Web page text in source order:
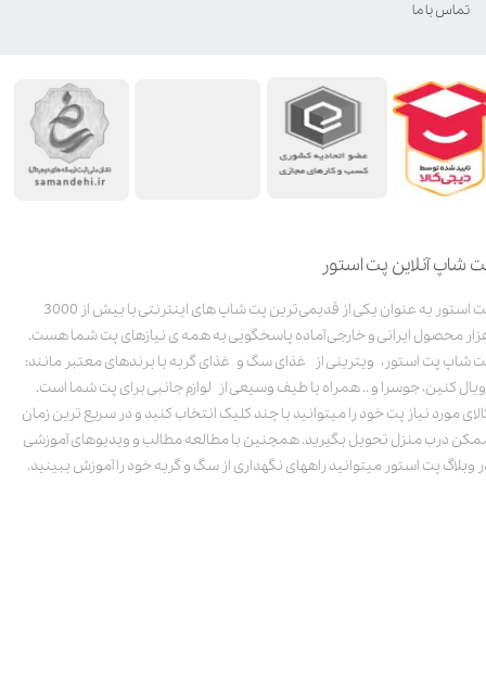
شاپ آنلاین پت استور
پت استور به عنوان یکی از قدیمی‌ترین پت شاپ های اینترنتی با بیش از 3000
محصول ایرانی و خارجی آماده پاسخگویی به همه ی نیازهای پت شما هست.
شاپ پت استور، ویترینی از غذای سگ و غذای گربه با برندهای معتبر مانند:
کنین، جوسرا و .. همراه با طیف وسیعی از لوازم جانبی برای پت شما است.
مورد نیاز پت خود را میتوانید با چند کلیک انتخاب کنید و در سریع ترین زمان
درب منزل تحویل بگیرید. همچنین با مطالعه مطالب و ویدیوهای آموزشی
وبلاگ پت استور میتوانید راههای نگهداری از سگ و گربه خود را آموزش ببینید.
تماس با ما